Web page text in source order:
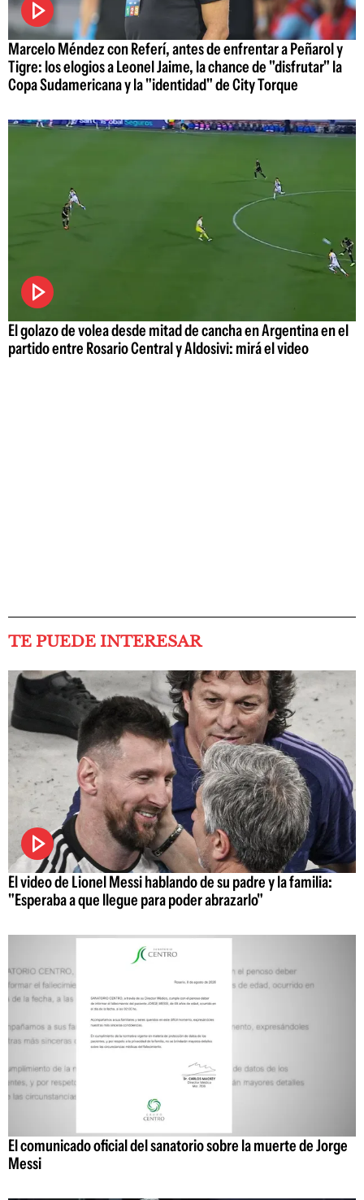
Marcelo Méndez con Referí, antes de enfrentar a Peñarol y
Tigre: los elogios a Leonel Jaime, la chance de "disfrutar" la
Copa Sudamericana y la "identidad" de City Torque
El golazo de volea desde mitad de cancha en Argentina en el
partido entre Rosario Central y Aldosivi: mirá el video
TE PUEDE INTERESAR
El video de Lionel Messi hablando de su padre y la familia:
"Esperaba a que llegue para poder abrazarlo"
El comunicado oficial del sanatorio sobre la muerte de Jorge
Messi